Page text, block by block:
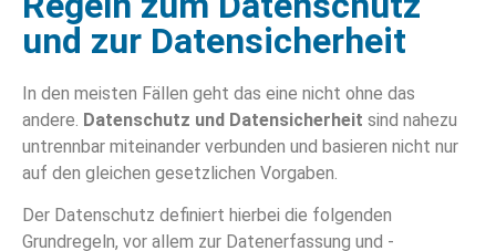
und zur Datensicherheit
In den meisten Fällen geht das eine nicht ohne das
andere. Datenschutz und Datensicherheit sind nahezu
untrennbar miteinander verbunden und basieren nicht nur
auf den gleichen gesetzlichen Vorgaben.
Der Datenschutz definiert hierbei die folgenden
Grundregeln, vor allem zur Datenerfassung und -